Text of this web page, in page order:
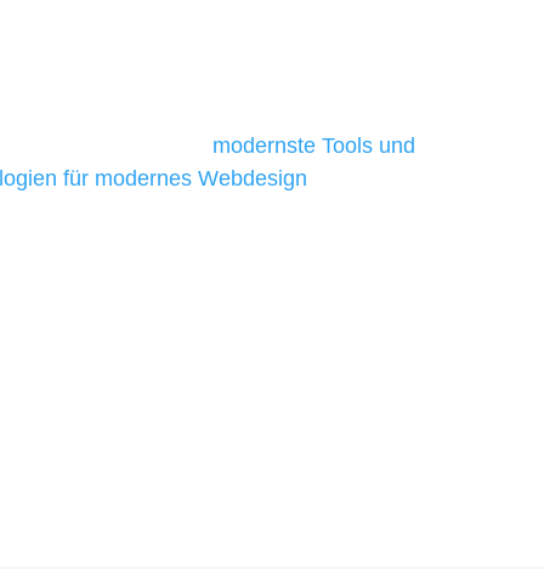
modernste Tools und
für modernes Webdesign